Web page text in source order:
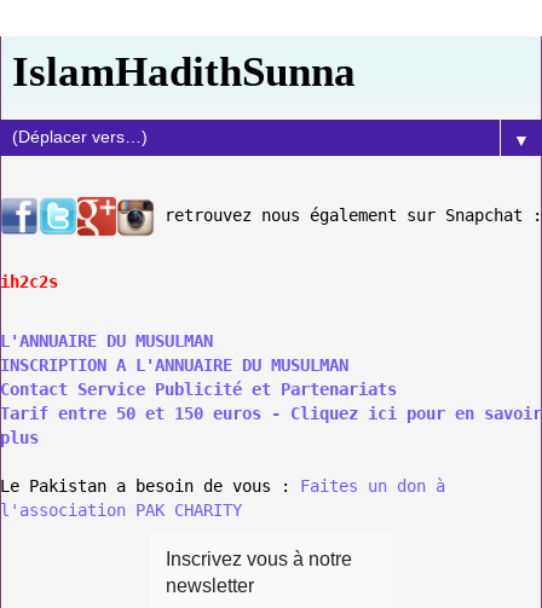
IslamHadithSunna
▼
retrouvez nous également sur Snapchat :
ih2c2s
L'ANNUAIRE DU MUSULMAN
INSCRIPTION A L'ANNUAIRE DU MUSULMAN
Contact Service Publicité et Partenariats
Tarif entre 50 et 150 euros - Cliquez ici pour en savoir
plus
Le Pakistan a besoin de vous : Faites un don à
l'association PAK CHARITY
Inscrivez vous à notre
newsletter